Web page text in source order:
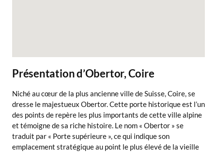
Présentation d’Obertor, Coire
Niché au cœur de la plus ancienne ville de Suisse, Coire, se
dresse le majestueux Obertor. Cette porte historique est l’un
des points de repère les plus importants de cette ville alpine
et témoigne de sa riche histoire. Le nom « Obertor » se
traduit par « Porte supérieure », ce qui indique son
emplacement stratégique au point le plus élevé de la vieille